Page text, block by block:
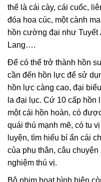
thể là cái cày, cái cuốc,
đóa hoa cúc, một cành
hồn cường đại như Tuyết
Lang….
Để có thể trở thành hồn
cần đến hồn lực để sử
hồn lực càng cao, đại
la đại lục. Cứ 10 cấp hồn
một cái hồn hoàn, có
quái thú mạnh mẽ, có tu
luyện, tìm hiểu bí ẩn cái
của phụ thân, câu
nghiệm thú vị.
Bộ phim hoạt hình hiện